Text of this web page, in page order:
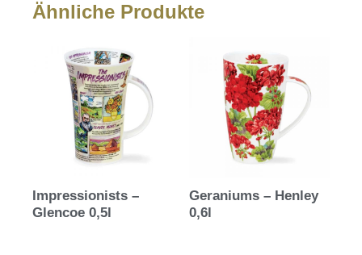
Ähnliche Produkte
Impressionists –
Glencoe 0,5l
Geraniums – Henley
0,6l